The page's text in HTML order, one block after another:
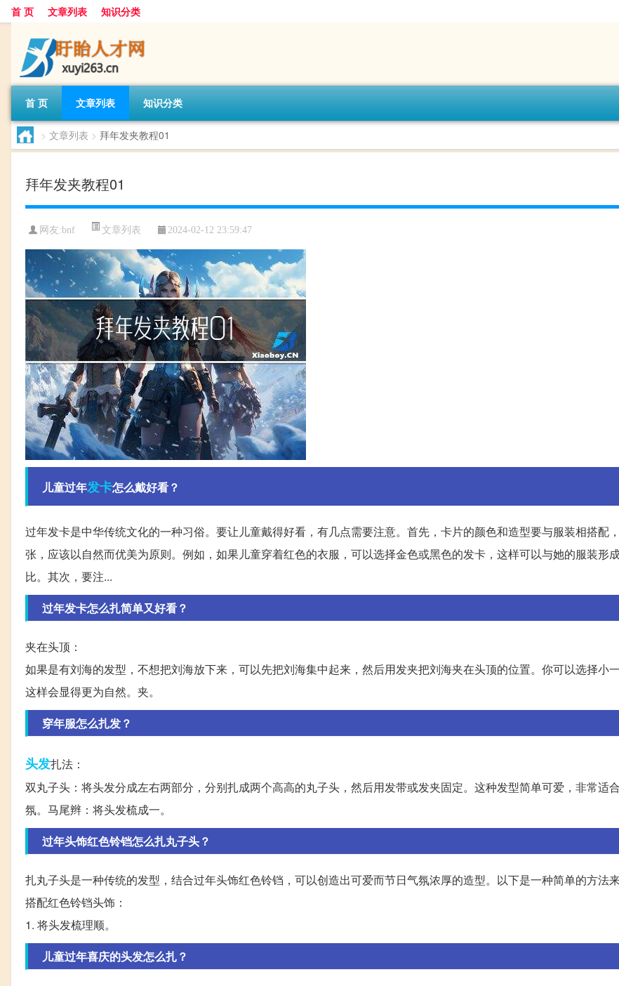
首 页 文章列表 知识分类
首 页 文章列表 知识分类
> 文章列表 > 拜年发夹教程01
拜年发夹教程01
网友:bnf 文章列表 2024-02-12 23:59:47
儿童过年发卡怎么戴好看？
过年发卡是中华传统文化的一种习俗。要让儿童戴得好看，有几点需要注意。首先，卡片的颜色和造型要与服装相搭配
张，应该以自然而优美为原则。例如，如果儿童穿着红色的衣服，可以选择金色或黑色的发卡，这样可以与她的服装形
比。其次，要注...
过年发卡怎么扎简单又好看？
夹在头顶：
如果是有刘海的发型，不想把刘海放下来，可以先把刘海集中起来，然后用发夹把刘海夹在头顶的位置。你可以选择小
这样会显得更为自然。夹。
穿年服怎么扎发？
头发扎法：
双丸子头：将头发分成左右两部分，分别扎成两个高高的丸子头，然后用发带或发夹固定。这种发型简单可爱，非常适
氛。马尾辫：将头发梳成一。
过年头饰红色铃铛怎么扎丸子头？
扎丸子头是一种传统的发型，结合过年头饰红色铃铛，可以创造出可爱而节日气氛浓厚的造型。以下是一种简单的方法
搭配红色铃铛头饰：
1. 将头发梳理顺。
儿童过年喜庆的头发怎么扎？